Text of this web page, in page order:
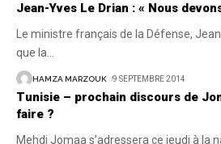
Jean-Yves Le Drian : « Nous
Le ministre français de la Défense,
que la
HAMZA MARZOUK 9 SEPTEMBRE 2014
Tunisie – prochain discours de
faire ?
Mehdi Jomaa s’adressera ce jeudi à la